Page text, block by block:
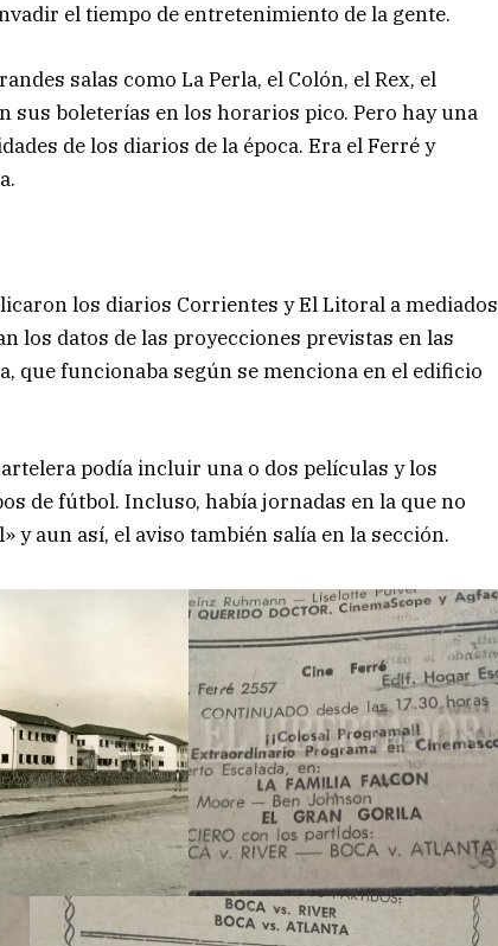
el tiempo de entretenimiento de la gente.
salas como La Perla, el Colón, el Rex, el
sus boleterías en los horarios pico. Pero hay una
de los diarios de la época. Era el Ferré y
los diarios Corrientes y El Litoral a mediados
los datos de las proyecciones previstas en las
que funcionaba según se menciona en el edificio
podía incluir una o dos películas y los
de fútbol. Incluso, había jornadas en la que no
y aun así, el aviso también salía en la sección.